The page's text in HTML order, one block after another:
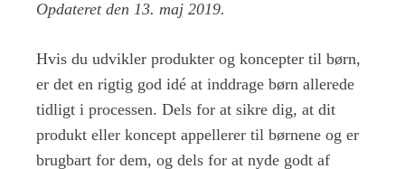
Opdateret den 13. maj 2019.
Hvis du udvikler produkter og koncepter til børn,
er det en rigtig god idé at inddrage børn allerede
tidligt i processen. Dels for at sikre dig, at dit
produkt eller koncept appellerer til børnene og er
brugbart for dem, og dels for at nyde godt af